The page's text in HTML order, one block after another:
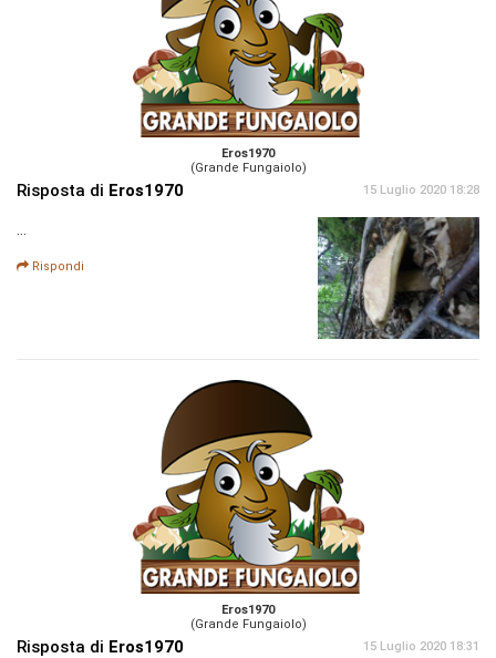
Eros1970
(Grande Fungaiolo)
Risposta di Eros1970 15 Luglio 2020 18:28
...
Rispondi
Eros1970
(Grande Fungaiolo)
Risposta di Eros1970 15 Luglio 2020 18:31